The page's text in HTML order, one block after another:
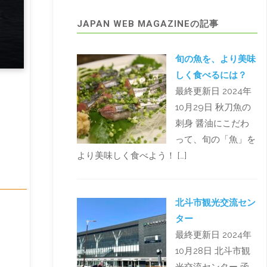
JAPAN WEB MAGAZINEの記事
旬の魚を、より美味
しく食べるには？
最終更新日 2024年
10月29日 秋刀魚の
刺身 醤油にこだわ
って、旬の「魚」を
より美味しく食べよう！ […]
北斗市観光交流セン
ター
最終更新日 2024年
10月28日 北斗市観